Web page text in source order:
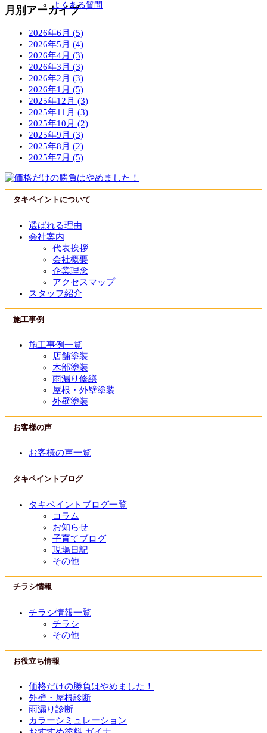
よくある質問
月別アーカイブ
2026年6月 (5)
2026年5月 (4)
2026年4月 (3)
2026年3月 (3)
2026年2月 (3)
2026年1月 (5)
2025年12月 (3)
2025年11月 (3)
2025年10月 (2)
2025年9月 (3)
2025年8月 (2)
2025年7月 (5)
タキペイントについて
選ばれる理由
会社案内
代表挨拶
会社概要
企業理念
アクセスマップ
スタッフ紹介
施工事例
施工事例一覧
店舗塗装
木部塗装
雨漏り修繕
屋根・外壁塗装
外壁塗装
お客様の声
お客様の声一覧
タキペイントブログ
タキペイントブログ一覧
コラム
お知らせ
子育てブログ
現場日記
その他
チラシ情報
チラシ情報一覧
チラシ
その他
お役立ち情報
価格だけの勝負はやめました！
外壁・屋根診断
雨漏り診断
カラーシミュレーション